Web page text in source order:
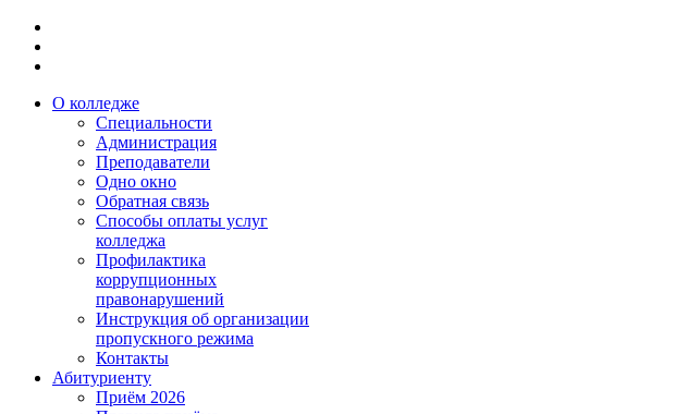
О колледже
Специальности
Администрация
Преподаватели
Одно окно
Обратная связь
Способы оплаты услуг
колледжа
Профилактика
коррупционных
правонарушений
Инструкция об организации
пропускного режима
Контакты
Абитуриенту
Приём 2026